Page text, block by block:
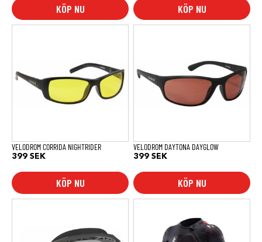
KÖP NU KÖP NU
VELODROM CORRIDA NIGHTRIDER
399 SEK
KÖP NU
VELODROM DAYTONA DAYGLOW
399 SEK
KÖP NU
produkten